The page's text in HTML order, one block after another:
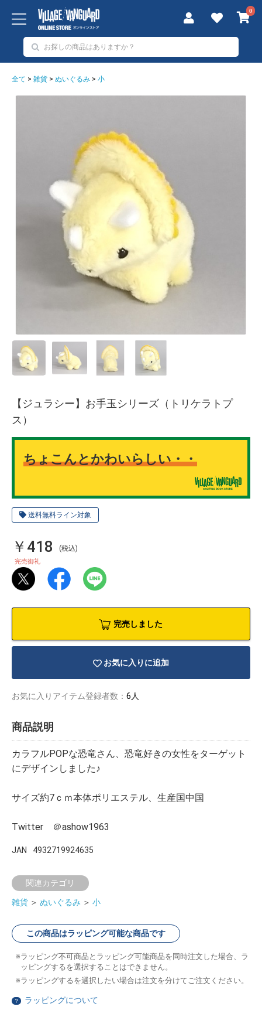
0
全て > 雑貨 > ぬいぐるみ > 小
送料無料ライン対象
【ジュラシー】お手玉シリーズ（トリケラトプ
ス）
ちょこんとかわいらしい・・
￥418 (税込)
完売御礼
完売しました
お気に入りに追加
お気に入りアイテム登録者数： 6人
商品説明
カラフルPOPな恐竜さん、恐竜好きの女性をターゲット
にデザインしました♪
サイズ約7ｃｍ本体ポリエステル、生産国中国
Twitter ＠ashow1963
JAN 4932719924635
関連カテゴリ
雑貨 ＞ ぬいぐるみ ＞ 小
この商品はラッピング可能な商品です
ラッピング不可商品とラッピング可能商品を同時注文した場合、ラ
ッピングするを選択することはできません。
ラッピングするを選択したい場合は注文を分けてご注文ください。
？ ラッピングについて
イラストレ
ーター
ッズ